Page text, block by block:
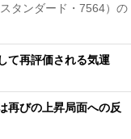
タンダード・7564）の
て再評価される気運
再びの上昇局面への反